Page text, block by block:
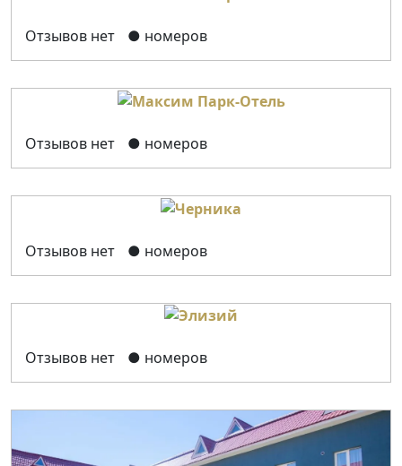
Отзывов нет ● номеров
Отзывов нет ● номеров
Отзывов нет ● номеров
Отзывов нет ● номеров